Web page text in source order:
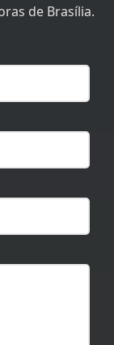
de Brasília.